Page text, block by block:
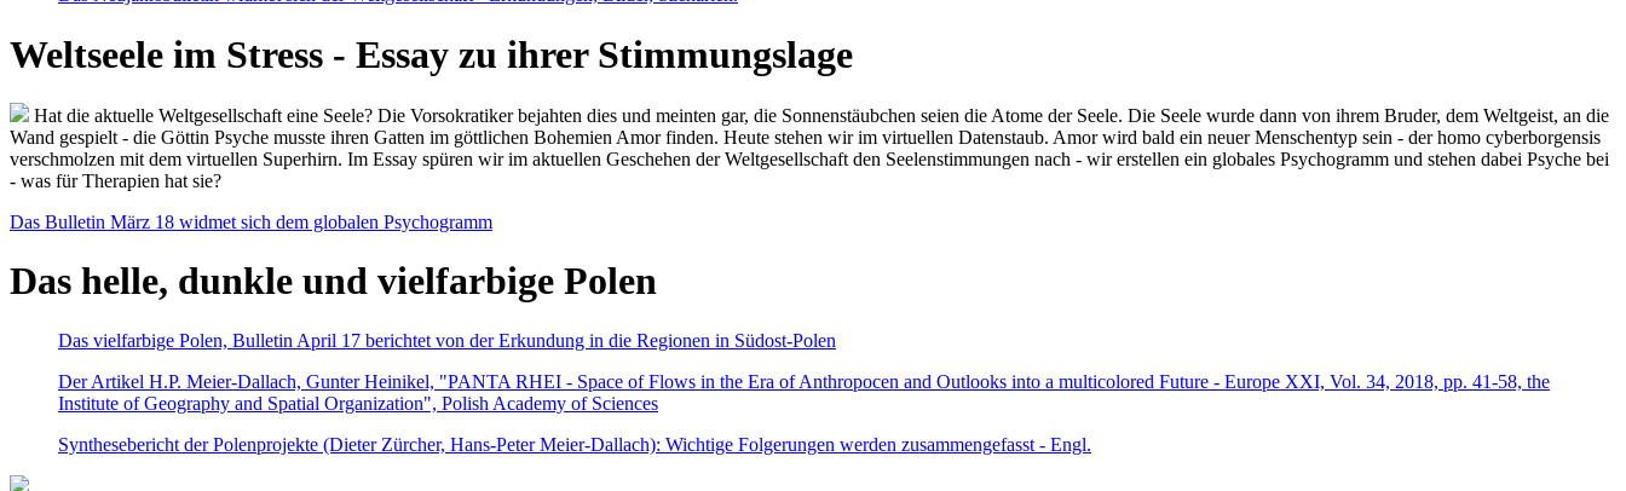
Weltseele im Stress - Essay zu ihrer Stimmungslage
Hat die aktuelle Weltgesellschaft eine Seele? Die Vorsokratiker bejahten dies und meinten gar, die Sonnenstäubchen seien die Atome der Seele. Die Seele wurde dann von ihrem Bruder, dem Weltgeist, an die
Wand gespielt - die Göttin Psyche musste ihren Gatten im göttlichen Bohemien Amor finden. Heute stehen wir im virtuellen Datenstaub. Amor wird bald ein neuer Menschentyp sein - der homo cyberborgensis
verschmolzen mit dem virtuellen Superhirn. Im Essay spüren wir im aktuellen Geschehen der Weltgesellschaft den Seelenstimmungen nach - wir erstellen ein globales Psychogramm und stehen dabei Psyche bei
- was für Therapien hat sie?
Das Bulletin März 18 widmet sich dem globalen Psychogramm
Das helle, dunkle und vielfarbige Polen
Das vielfarbige Polen, Bulletin April 17 berichtet von der Erkundung in die Regionen in Südost-Polen
Der Artikel H.P. Meier-Dallach, Gunter Heinikel, "PANTA RHEI - Space of Flows in the Era of Anthropocen and Outlooks into a multicolored Future - Europe XXI, Vol. 34, 2018, pp. 41-58, the
Institute of Geography and Spatial Organization", Polish Academy of Sciences
Synthesebericht der Polenprojekte (Dieter Zürcher, Hans-Peter Meier-Dallach): Wichtige Folgerungen werden zusammengefasst - Engl.